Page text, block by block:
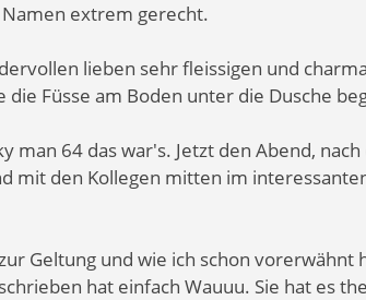
extrem gerecht.
lieben sehr fleissigen und
Füsse am Boden unter die Dusche
man 64 das war's. Jetzt den Abend,
mit den Kollegen mitten im
Geltung und wie ich schon vorerwähnt
hat einfach Wauuu. Sie hat es